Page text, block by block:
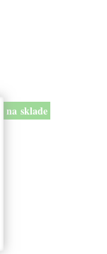
na sklade